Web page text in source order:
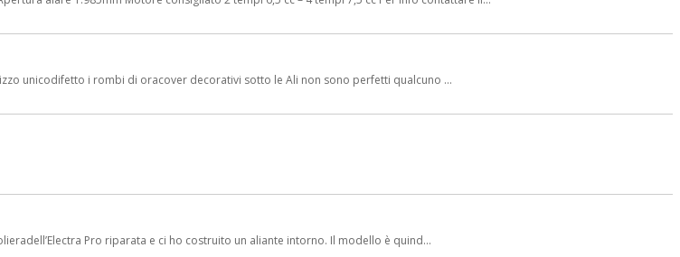
unicodifetto i rombi di oracover decorativi sotto le Ali non sono perfetti qualcuno ...
Pro riparata e ci ho costruito un aliante intorno. Il modello è quind...